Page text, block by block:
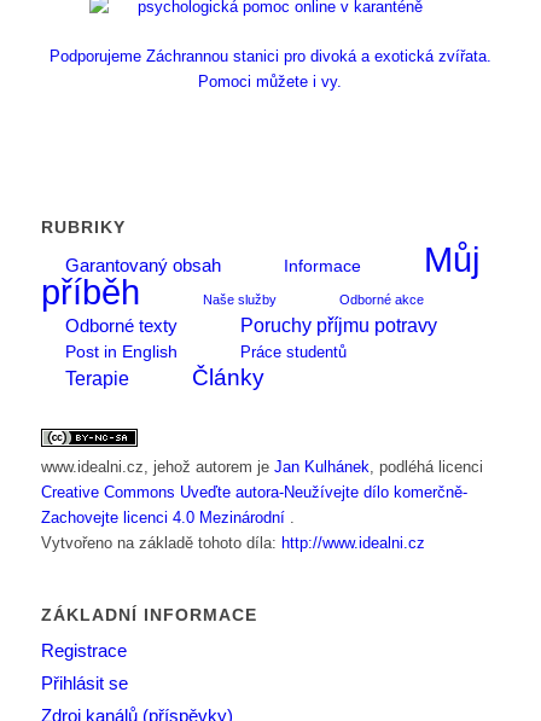
Podporujeme Záchrannou stanici pro divoká a exotická zvířata.
Pomoci můžete i vy.
RUBRIKY
Garantovaný obsah
Informace
Můj
příběh
Naše služby Odborné akce
Odborné texty Poruchy příjmu potravy
Post in English Práce studentů
Terapie Články
www.idealni.cz , jehož autorem je Jan Kulhánek , podléhá licenci
Creative Commons Uveďte autora-Neužívejte dílo komerčně-
Zachovejte licenci 4.0 Mezinárodní
Vytvořeno na základě tohoto díla: http://www.idealni.cz
ZÁKLADNÍ INFORMACE
Registrace
Přihlásit se
Zdroj kanálů (příspěvky)